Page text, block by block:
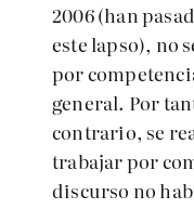
2006 (han
este lapso), no
por
general. Por
contrario, se
trabajar por
discurso no